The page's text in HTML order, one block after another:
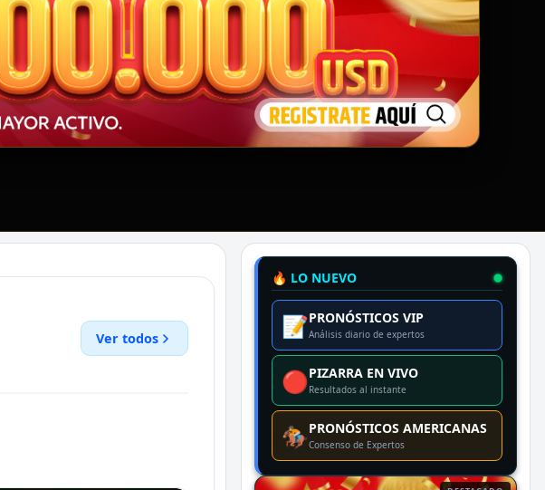
Ver todos
🔥 LO NUEVO
📝PRONÓSTICOS VIP
Análisis diario de expertos
🔴PIZARRA EN VIVO
Resultados al instante
🏇PRONÓSTICOS AMERICANAS
Consenso de Expertos